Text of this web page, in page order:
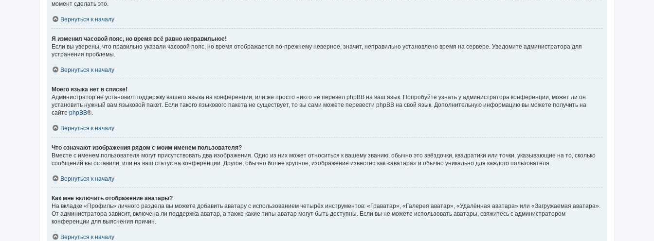
момент сделать это.
Вернуться к началу
Я изменил часовой пояс, но время всё равно неправильное!
Если вы уверены, что правильно указали часовой пояс, но время отображается по-прежнему неверное, значит, неправильно установлено время на сервере. Уведомите администратора для
устранения проблемы.
Вернуться к началу
Моего языка нет в списке!
Администратор не установил поддержку вашего языка на конференции, или же просто никто не перевёл phpBB на ваш язык. Попробуйте узнать у администратора конференции, может ли он
установить нужный вам языковой пакет. Если такого языкового пакета не существует, то вы сами можете перевести phpBB на свой язык. Дополнительную информацию вы можете получить на
сайте phpBB®.
Вернуться к началу
Что означают изображения рядом с моим именем пользователя?
Вместе с именем пользователя могут присутствовать два изображения. Одно из них может относиться к вашему званию, обычно это звёздочки, квадратики или точки, указывающие на то, сколько
сообщений вы оставили, или на ваш статус на конференции. Другое, обычно более крупное, изображение известно как «аватара» и обычно уникально для каждого пользователя.
Вернуться к началу
Как мне включить отображение аватары?
На вкладке «Профиль» личного раздела вы можете добавить аватару с использованием четырёх инструментов: «Граватар», «Галерея аватар», «Удалённая аватара» или «Загружаемая аватара».
От администратора зависит, включена ли поддержка аватар, а также какие типы аватар могут быть доступны. Если вы не можете использовать аватары, свяжитесь с администратором
конференции для выяснения причин.
Вернуться к началу